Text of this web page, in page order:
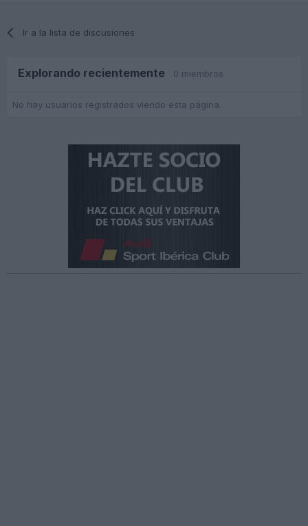
Ir a la lista de discusiones
Explorando recientemente 0 miembros
No hay usuarios registrados viendo esta página.